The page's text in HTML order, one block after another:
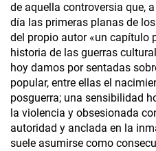
de aquella controversia que,
día las primeras planas de
del propio autor «un capítulo
historia de las guerras
hoy damos por sentadas
popular, entre ellas el
posguerra; una sensibilidad
la violencia y obsesionada
autoridad y anclada en la
suele asumirse como